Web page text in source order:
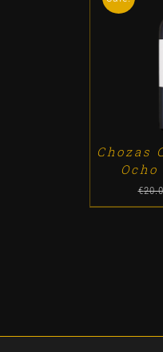
ADD TO
Chozas
€